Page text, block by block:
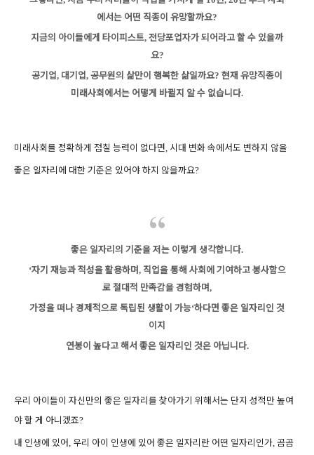
에서는 어떤 직종이 유망할까요?
지금의 아이들에게 타이피스트, 전당포업자가 되어라고 할 수 있을까
요?
공기업, 대기업, 공무원의 삶만이 행복한 삶일까요? 현재 유망직종이
미래사회에서는 어떻게 바뀔지 알 수 없습니다.
미래사회를 정확하게 점칠 능력이 없다면, 시대 변화 속에서도 변하지 않을
좋은 일자리에 대한 기준은 있어야 하지 않을까요?
좋은 일자리의 기준을 저는 이렇게 생각합니다.
‘자기 재능과 적성을 활용하며, 직업을 통해 사회에 기여하고 봉사함으
로 절대적 만족감을 경험하며,
가정을 떠나 경제적으로 독립된 생활이 가능‘하다면 좋은 일자리인 것
이지
연봉이 높다고 해서 좋은 일자리인 것은 아닙니다.
우리 아이들이 자신만의 좋은 일자리를 찾아가기 위해서는 단지 성적만 높여
야 할 게 아니겠죠?
내 인생에 있어, 우리 아이 인생에 있어 좋은 일자리란 어떤 일자리인가, 곰곰